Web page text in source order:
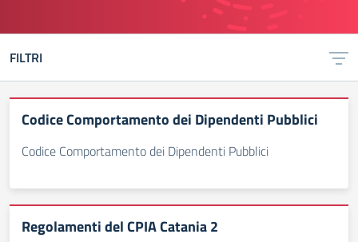
FILTRI
Codice Comportamento dei Dipendenti Pubblici
Codice Comportamento dei Dipendenti Pubblici
Regolamenti del CPIA Catania 2